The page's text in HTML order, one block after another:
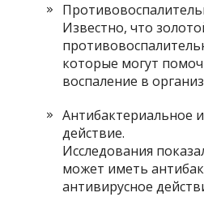
Известно, что
которые могут
воспаление в
Антибактериальное
действие.
Исследования
может иметь
антивирусное